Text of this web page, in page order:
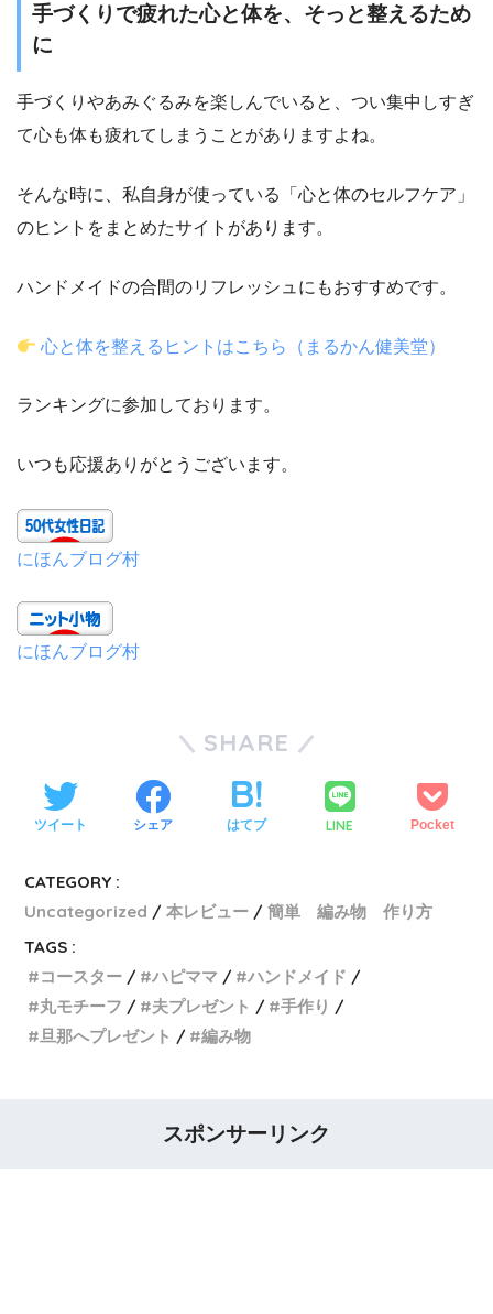
手づくりで疲れた心と体を、そっと整えるため
に
手づくりやあみぐるみを楽しんでいると、つい集中しすぎ
て心も体も疲れてしまうことがありますよね。
そんな時に、私自身が使っている「心と体のセルフケア」
のヒントをまとめたサイトがあります。
ハンドメイドの合間のリフレッシュにもおすすめです。
心と体を整えるヒントはこちら（まるかん健美堂）
ランキングに参加しております。
いつも応援ありがとうございます。
にほんブログ村
にほんブログ村
SHARE
ツイート シェア はてブ LINE Pocket
CATEGORY :
Uncategorized
本レビュー
簡単 編み物 作り方
TAGS :
コースター
ハピママ
ハンドメイド
丸モチーフ
夫プレゼント
手作り
旦那へプレゼント
編み物
スポンサーリンク